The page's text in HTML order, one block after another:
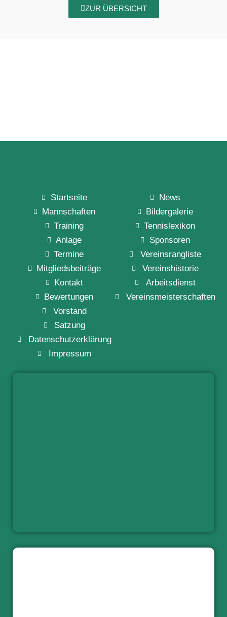
ZUR ÜBERSICHT
Startseite
Mannschaften
Training
Anlage
News
Bildergalerie
Tennislexikon
Sponsoren
Termine
Mitgliedsbeiträge
Kontakt
Bewertungen
Vereinsrangliste
Vereinshistorie
Arbeitsdienst
Vereinsmeisterschaften
Vorstand
Satzung
Datenschutzerklärung
Impressum